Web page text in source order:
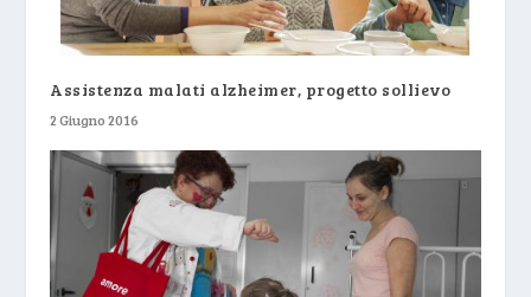
Assistenza malati alzheimer, progetto sollievo
2 Giugno 2016